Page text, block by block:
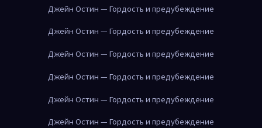
Джейн Остин — Гордость и предубеждение
Джейн Остин — Гордость и предубеждение
Джейн Остин — Гордость и предубеждение
Джейн Остин — Гордость и предубеждение
Джейн Остин — Гордость и предубеждение
Джейн Остин — Гордость и предубеждение